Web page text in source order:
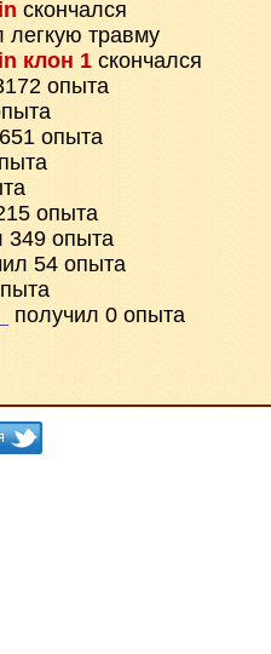
скончался
легкую травму
клон 1 скончался
опыта
опыта
опыта
349 опыта
54 опыта
получил 0 опыта